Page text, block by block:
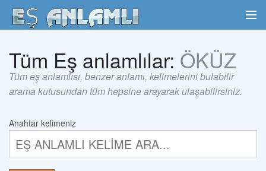
Tüm Eş anlamlılar: ÖKÜZ
Tüm eş anlamlısı, benzer anlamı, kelimelerini bulabilir
arama kutusundan tüm hepsine arayarak ulaşabilirsiniz.
Anahtar kelimeniz